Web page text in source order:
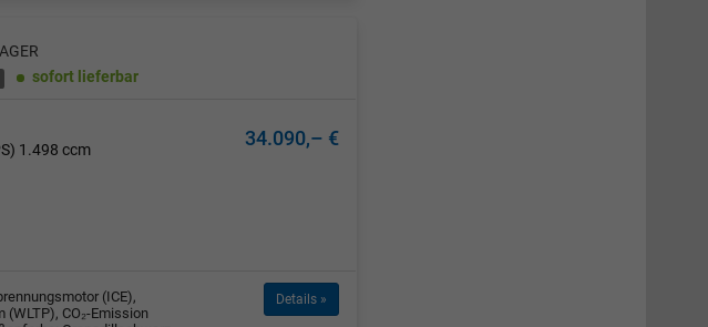
sofort lieferbar
1.498 ccm
34.090,– €
(ICE),
CO₂-Emission
Details »